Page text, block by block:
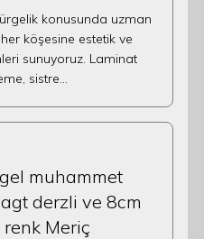
konusunda uzman
köşesine estetik ve
sunuyoruz. Laminat
sistre…
muhammet
derzli ve 8cm
Meriç